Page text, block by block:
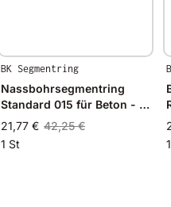
BK Segmentring
Nassbohrsegmentring
Standard 015 für Beton - Ø
15mm - 15/10mm
21,77 € 42,25 €
1 St